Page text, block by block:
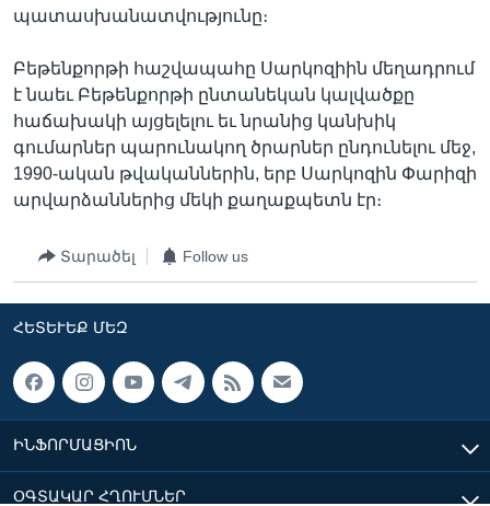
պատասխանատվությունը։
Բեթենքորթի հաշվապահը Սարկոզիին մեղադրում
է նաեւ Բեթենքորթի ընտանեկան կալվածքը
հաճախակի այցելելու եւ նրանից կանխիկ
գումարներ պարունակող ծրարներ ընդունելու մեջ,
1990-ական թվականներին, երբ Սարկոզին Փարիզի
արվարձաններից մեկի քաղաքպետն էր։
Տարածել Follow us
ՀԵՏԵՒԵՔ ՄԵԶ
ԻՆՖՈՐՄԱՑԻՈՆ
ՕԳՏԱԿԱՐ ՀՂՈՒՄՆԵՐ